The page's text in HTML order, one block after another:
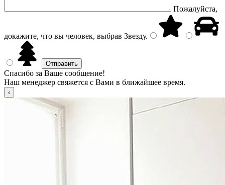
Пожалуйста,
докажите, что вы человек, выбрав Звезду.
Спасибо за Ваше сообщение!
Наш менеджер свяжется с Вами в ближайшее время.